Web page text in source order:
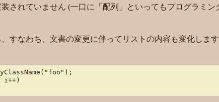
されていません (一口に「配列」といってもプログラミン
すなわち、文書の変更に伴ってリストの内容も変化しま
i++)